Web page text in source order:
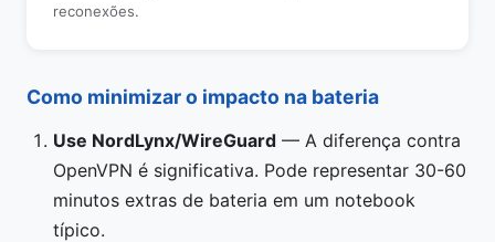
reconexões.
Como minimizar o impacto na bateria
Use NordLynx/WireGuard — A diferença contra
OpenVPN é significativa. Pode representar 30-60
minutos extras de bateria em um notebook
típico.